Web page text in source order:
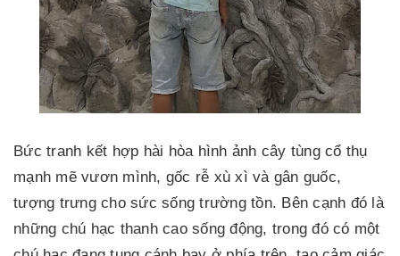
Bức tranh kết hợp hài hòa hình ảnh cây tùng cổ thụ
mạnh mẽ vươn mình, gốc rễ xù xì và gân guốc,
tượng trưng cho sức sống trường tồn. Bên cạnh đó là
những chú hạc thanh cao sống động, trong đó có một